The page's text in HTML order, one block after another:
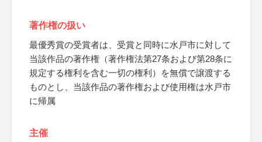
著作権の扱い
最優秀賞の受賞者は、受賞と同時に水戸市に対して
当該作品の著作権（著作権法第27条および第28条に
規定する権利を含む一切の権利）を無償で譲渡する
ものとし、当該作品の著作権および使用権は水戸市
に帰属
主催